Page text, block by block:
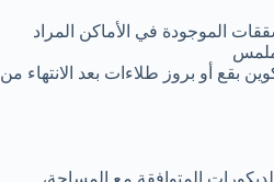
الموجودة في الأماكن المراد
بقع أو بروز طلاءات بعد الانتهاء من